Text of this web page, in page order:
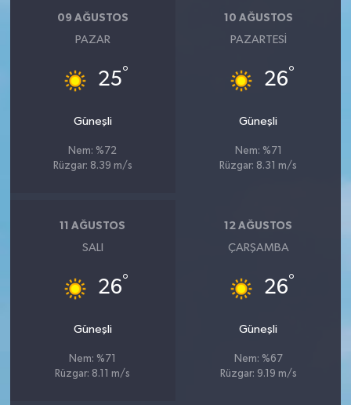
09 AĞUSTOS
PAZAR
25°
Güneşli
Nem: %72
Rüzgar: 8.39 m/s
10 AĞUSTOS
PAZARTESI
26°
Güneşli
Nem: %71
Rüzgar: 8.31 m/s
11 AĞUSTOS
SALI
26°
Güneşli
Nem: %71
Rüzgar: 8.11 m/s
12 AĞUSTOS
ÇARŞAMBA
26°
Güneşli
Nem: %67
Rüzgar: 9.19 m/s
Yaşam